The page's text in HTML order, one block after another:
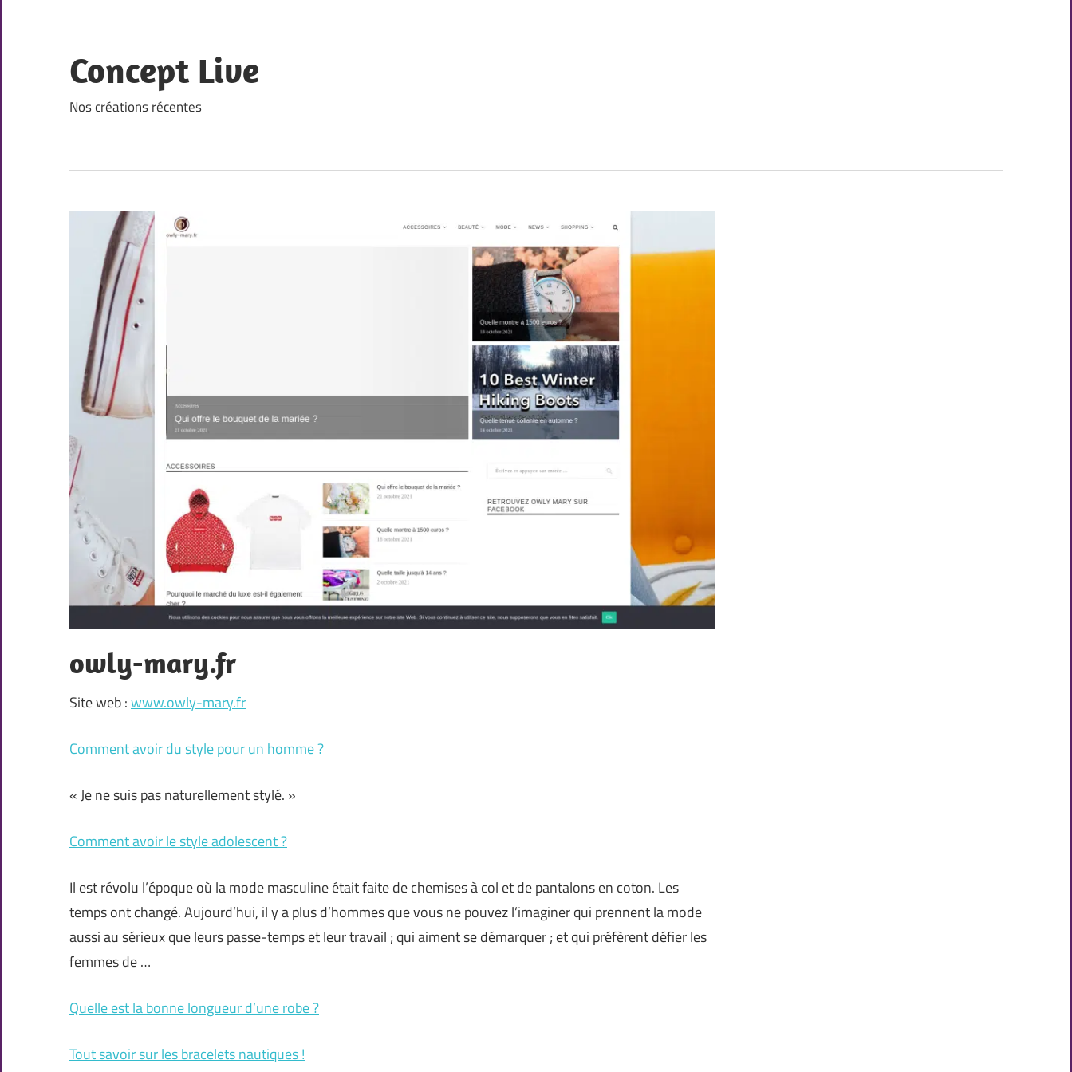
content
Concept Live
Nos créations récentes
owly-mary.fr
Site web :www.owly-mary.fr
Comment avoir du style pour un homme ?
« Je ne suis pas naturellement stylé. »
Comment avoir le style adolescent ?
Il est révolu l’époque où la mode masculine était faite de chemises à col et de pantalons en coton. Les
temps ont changé. Aujourd’hui, il y a plus d’hommes que vous ne pouvez l’imaginer qui prennent la mode
aussi au sérieux que leurs passe-temps et leur travail ; qui aiment se démarquer ; et qui préfèrent défier les
femmes de …
Quelle est la bonne longueur d’une robe ?
Tout savoir sur les bracelets nautiques !